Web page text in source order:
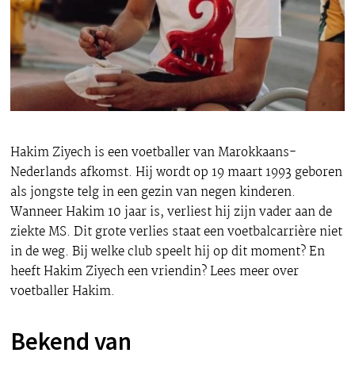
Hakim Ziyech is een voetballer van Marokkaans-
Nederlands afkomst. Hij wordt op 19 maart 1993 geboren
als jongste telg in een gezin van negen kinderen.
Wanneer Hakim 10 jaar is, verliest hij zijn vader aan de
ziekte MS. Dit grote verlies staat een voetbalcarrière niet
in de weg. Bij welke club speelt hij op dit moment? En
heeft Hakim Ziyech een vriendin? Lees meer over
voetballer Hakim.
Bekend van